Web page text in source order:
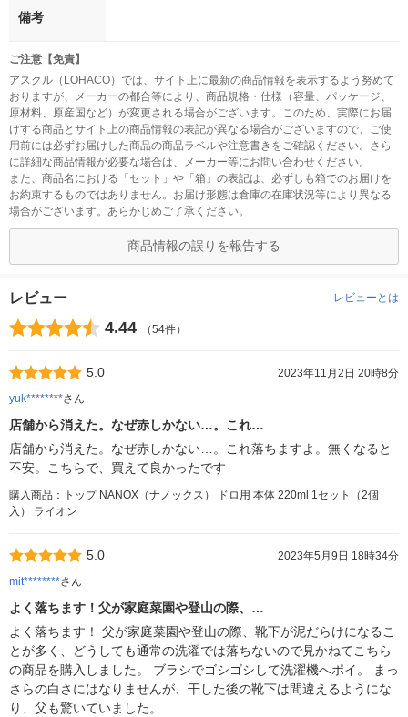
備考
ご注意【免責】
アスクル（LOHACO）では、サイト上に最新の商品情報を表示するよう努めて
おりますが、メーカーの都合等により、商品規格・仕様（容量、パッケージ、
原材料、原産国など）が変更される場合がございます。このため、実際にお届
けする商品とサイト上の商品情報の表記が異なる場合がございますので、ご使
用前には必ずお届けした商品の商品ラベルや注意書きをご確認ください。さら
に詳細な商品情報が必要な場合は、メーカー等にお問い合わせください。
また、商品名における「セット」や「箱」の表記は、必ずしも箱でのお届けを
お約束するものではありません。お届け形態は倉庫の在庫状況等により異なる
場合がございます。あらかじめご了承ください。
商品情報の誤りを報告する
レビュー レビューとは
4.44 （54件）
5.0
2023年11月2日 20時8分
yuk********さん
店舗から消えた。なぜ赤しかない…。これ…
店舗から消えた。なぜ赤しかない…。これ落ちますよ。無くなると
不安。こちらで、買えて良かったです
購入商品：トップ NANOX（ナノックス） ドロ用 本体 220ml 1セット（2個
入） ライオン
5.0
2023年5月9日 18時34分
mit********さん
よく落ちます！父が家庭菜園や登山の際、…
よく落ちます！ 父が家庭菜園や登山の際、靴下が泥だらけになるこ
とが多く、どうしても通常の洗濯では落ちないので見かねてこちら
の商品を購入しました。 ブラシでゴシゴシして洗濯機へポイ。 まっ
さらの白さにはなりませんが、干した後の靴下は間違えるようにな
り、父も驚いていました。